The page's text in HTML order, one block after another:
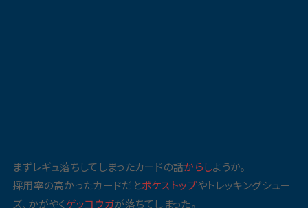
まずレギュ落ちしてしまったカードの話からしようか。
採用率の高かったカードだとポケストップやトレッキングシュー
ズ、かがやくゲッコウガが落ちてしまった。